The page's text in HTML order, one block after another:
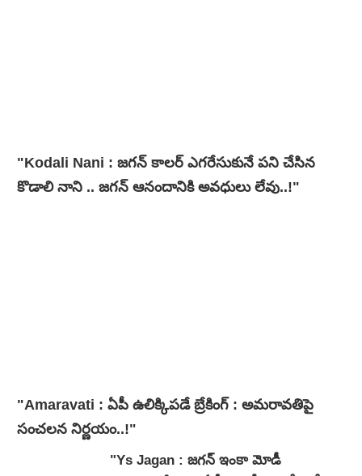
"Kodali Nani : జగన్ కాలర్ ఎగరేసుకునే పని చేసిన
కొడాలి నాని .. జగన్ ఆనందానికి అవధులు లేవు..!"
"Amaravati : ఏపీ ఉలిక్కిపడే బ్రేకింగ్ : అమరావతిపై
సంచలన నిర్ణయం..!"
"Ys Jagan : జగన్ ఇంకా మోడీ